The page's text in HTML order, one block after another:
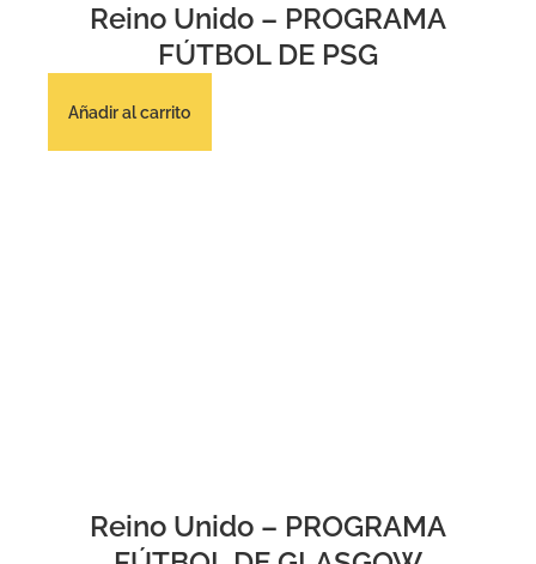
Reino Unido – PROGRAMA
FÚTBOL DE PSG
Añadir al carrito
Reino Unido – PROGRAMA